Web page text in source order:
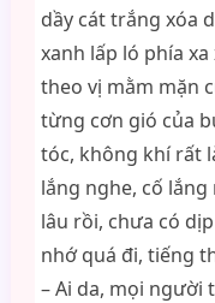
dầy cát trắng xóa
xanh lấp ló phía
theo vị mằm mặn
từng cơn gió của
tóc, không khí rất
lắng nghe, cố
lâu rồi, chưa có
nhớ quá đi, tiếng
– Ai da, mọi người